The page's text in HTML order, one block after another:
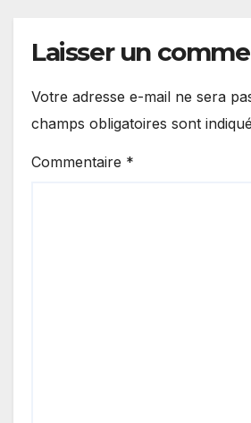
Laisser un
Votre adresse e-mail ne sera
champs obligatoires sont
Commentaire *